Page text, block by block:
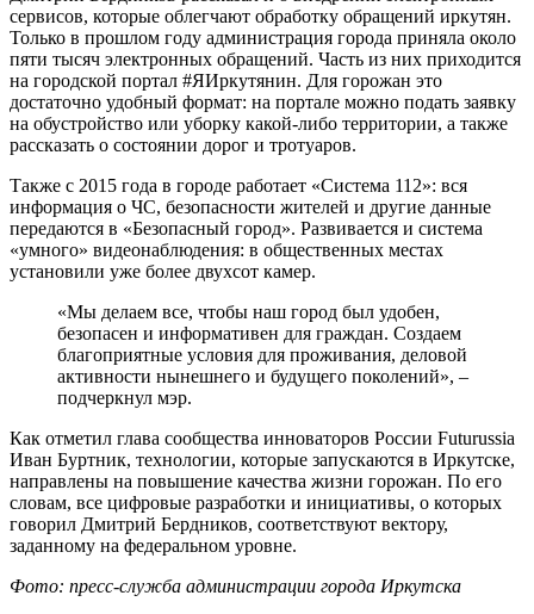
сервисов, которые облегчают обработку обращений иркутян.
Только в прошлом году администрация города приняла около
пяти тысяч электронных обращений. Часть из них приходится
на городской портал #ЯИркутянин. Для горожан это
достаточно удобный формат: на портале можно подать заявку
на обустройство или уборку какой-либо территории, а также
рассказать о состоянии дорог и тротуаров.
Также с 2015 года в городе работает «Система 112»: вся
информация о ЧС, безопасности жителей и другие данные
передаются в «Безопасный город». Развивается и система
«умного» видеонаблюдения: в общественных местах
установили уже более двухсот камер.
«Мы делаем все, чтобы наш город был удобен,
безопасен и информативен для граждан. Создаем
благоприятные условия для проживания, деловой
активности нынешнего и будущего поколений», –
подчеркнул мэр.
Как отметил глава сообщества инноваторов России Futurussia
Иван Буртник, технологии, которые запускаются в Иркутске,
направлены на повышение качества жизни горожан. По его
словам, все цифровые разработки и инициативы, о которых
говорил Дмитрий Бердников, соответствуют вектору,
заданному на федеральном уровне.
Фото: пресс-служба администрации города Иркутска